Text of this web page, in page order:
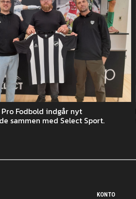
Fodbold indgår nyt
sammen med Select Sport.
KONTO